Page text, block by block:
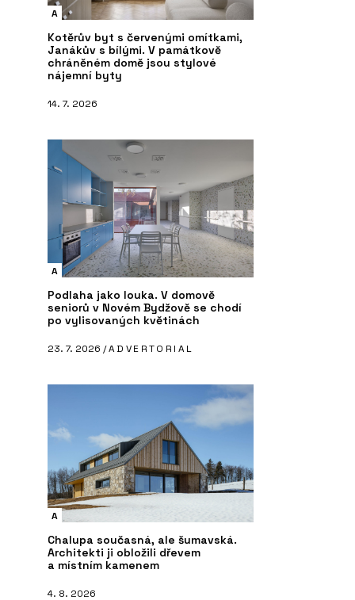
A
Kotěrův byt s červenými omítkami,
Janákův s bílými. V památkově
chráněném domě jsou stylové
nájemní byty
14. 7. 2026
A
Podlaha jako louka. V domově
seniorů v Novém Bydžově se chodí
po vylisovaných květinách
23. 7. 2026 /ADVERTORIAL
A
Chalupa současná, ale šumavská.
Architekti ji obložili dřevem
a místním kamenem
4. 8. 2026